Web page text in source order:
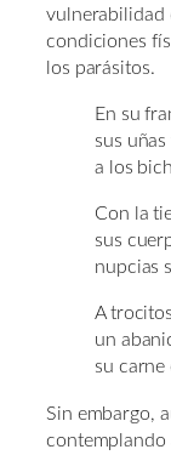
vulnerabilidad
condiciones
los parásitos.
En su
sus
a los
Con la
sus
nupcias
A
un
su carne
Sin embargo,
contemplando